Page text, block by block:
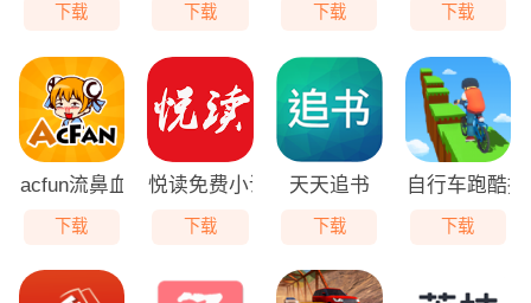
下载 下载 下载 下载
acfun流鼻血版v1.2.1
下载
悦读免费小说下载
下载
天天追书
下载
自行车跑酷
下载